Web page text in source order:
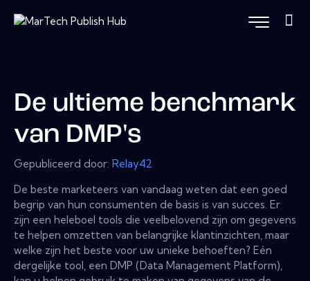
De ultieme benchmark
van DMP's
Gepubliceerd door: Relay42
De beste marketeers van vandaag weten dat een goed
begrip van hun consumenten de basis is van succes. Er
zijn een heleboel tools die veelbelovend zijn om gegevens
te helpen omzetten van belangrijke klantinzichten, maar
welke zijn het beste voor uw unieke behoeften? Eén
dergelijke tool, een DMP (Data Management Platform),